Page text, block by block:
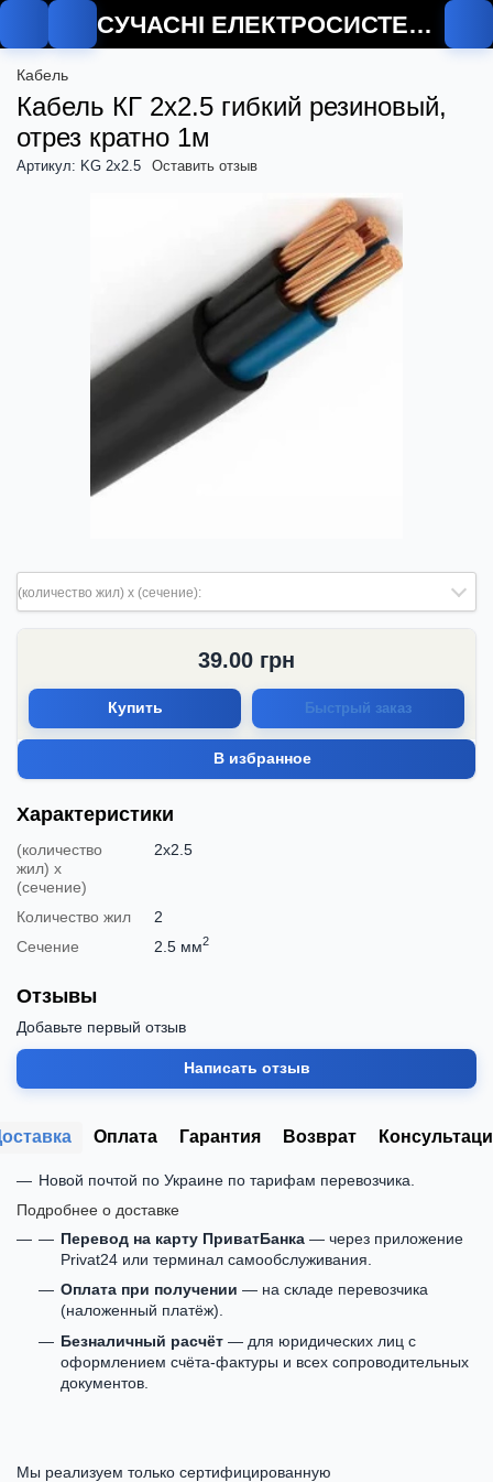
СУЧАСНІ ЕЛЕКТРОСИСТЕМИ
Кабель
Кабель КГ 2х2.5 гибкий резиновый,
отрез кратно 1м
Артикул: KG 2x2.5 Оставить отзыв
(количество жил) х (сечение):
39.00 грн
Купить Быстрый заказ
В избранное
Характеристики
(количество
жил) х
(сечение)
2х2.5
Количество жил
2
Сечение
2.5 мм2
Отзывы
Добавьте первый отзыв
Написать отзыв
Оплата Гарантия Возврат
Новой почтой по Украине по тарифам перевозчика.
Подробнее о доставке
Перевод на карту ПриватБанка — через приложение
Privat24 или терминал самообслуживания.
Оплата при получении — на складе перевозчика
(наложенный платёж).
Безналичный расчёт — для юридических лиц с
оформлением счёта-фактуры и всех сопроводительных
документов.
Мы реализуем только сертифицированную